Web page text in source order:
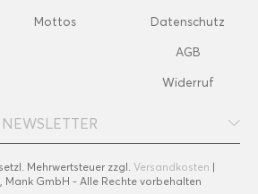
Mottos
Datenschutz
AGB
Widerruf
NEWSLETTER
Mehrwertsteuer zzgl. Versandkosten |
Mank GmbH - Alle Rechte vorbehalten